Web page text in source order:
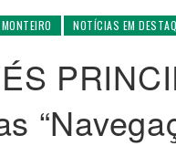
NOTÍCIAS EM